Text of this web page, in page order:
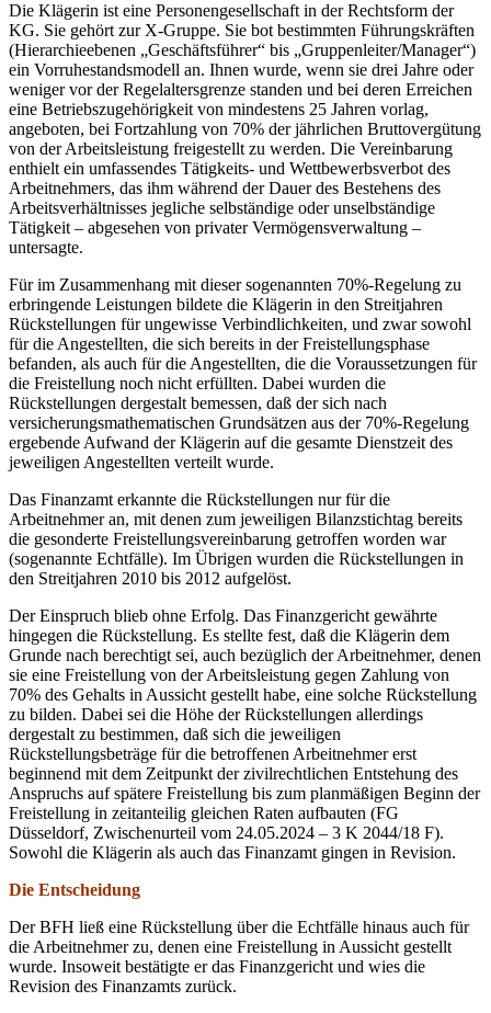
Die Klägerin ist eine Personengesellschaft in der Rechtsform der
KG. Sie gehört zur X-Gruppe. Sie bot bestimmten Führungskräften
(Hierarchieebenen „Geschäftsführer“ bis „Gruppenleiter/Manager“)
ein Vorruhestandsmodell an. Ihnen wurde, wenn sie drei Jahre oder
weniger vor der Regelaltersgrenze standen und bei deren Erreichen
eine Betriebszugehörigkeit von mindestens 25 Jahren vorlag,
angeboten, bei Fortzahlung von 70% der jährlichen Bruttovergütung
von der Arbeitsleistung freigestellt zu werden. Die Vereinbarung
enthielt ein umfassendes Tätigkeits- und Wettbewerbsverbot des
Arbeitnehmers, das ihm während der Dauer des Bestehens des
Arbeitsverhältnisses jegliche selbständige oder unselbständige
Tätigkeit – abgesehen von privater Vermögensverwaltung –
untersagte.
Für im Zusammenhang mit dieser sogenannten 70%-Regelung zu
erbringende Leistungen bildete die Klägerin in den Streitjahren
Rückstellungen für ungewisse Verbindlichkeiten, und zwar sowohl
für die Angestellten, die sich bereits in der Freistellungsphase
befanden, als auch für die Angestellten, die die Voraussetzungen für
die Freistellung noch nicht erfüllten. Dabei wurden die
Rückstellungen dergestalt bemessen, daß der sich nach
versicherungsmathematischen Grundsätzen aus der 70%-Regelung
ergebende Aufwand der Klägerin auf die gesamte Dienstzeit des
jeweiligen Angestellten verteilt wurde.
Das Finanzamt erkannte die Rückstellungen nur für die
Arbeitnehmer an, mit denen zum jeweiligen Bilanzstichtag bereits
die gesonderte Freistellungsvereinbarung getroffen worden war
(sogenannte Echtfälle). Im Übrigen wurden die Rückstellungen in
den Streitjahren 2010 bis 2012 aufgelöst.
Der Einspruch blieb ohne Erfolg. Das Finanzgericht gewährte
hingegen die Rückstellung. Es stellte fest, daß die Klägerin dem
Grunde nach berechtigt sei, auch bezüglich der Arbeitnehmer, denen
sie eine Freistellung von der Arbeitsleistung gegen Zahlung von
70% des Gehalts in Aussicht gestellt habe, eine solche Rückstellung
zu bilden. Dabei sei die Höhe der Rückstellungen allerdings
dergestalt zu bestimmen, daß sich die jeweiligen
Rückstellungsbeträge für die betroffenen Arbeitnehmer erst
beginnend mit dem Zeitpunkt der zivilrechtlichen Entstehung des
Anspruchs auf spätere Freistellung bis zum planmäßigen Beginn der
Freistellung in zeitanteilig gleichen Raten aufbauten (FG
Düsseldorf, Zwischenurteil vom 24.05.2024 – 3 K 2044/18 F).
Sowohl die Klägerin als auch das Finanzamt gingen in Revision.
Die Entscheidung
Der BFH ließ eine Rückstellung über die Echtfälle hinaus auch für
die Arbeitnehmer zu, denen eine Freistellung in Aussicht gestellt
wurde. Insoweit bestätigte er das Finanzgericht und wies die
Revision des Finanzamts zurück.